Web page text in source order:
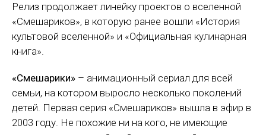
Релиз продолжает линейку проектов о вселенной
«Смешариков», в которую ранее вошли «История
культовой вселенной» и «Официальная кулинарная
книга».
«Смешарики» – анимационный сериал для всей
семьи, на котором выросло несколько поколений
детей. Первая серия «Смешариков» вышла в эфир в
2003 году. Не похожие ни на кого, не имеющие